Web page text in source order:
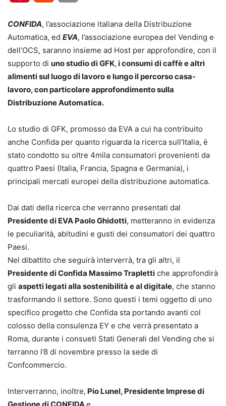
CONFIDA, l’associazione italiana della Distribuzione
Automatica, ed EVA, l’associazione europea del Vending e
dell’OCS, saranno insieme ad Host per approfondire, con il
supporto di uno studio di GFK, i consumi di caffè e altri
alimenti sul luogo di lavoro e lungo il percorso casa-
lavoro, con particolare approfondimento sulla
Distribuzione Automatica.
Lo studio di GFK, promosso da EVA a cui ha contribuito
anche Confida per quanto riguarda la ricerca sull’Italia, è
stato condotto su oltre 4mila consumatori provenienti da
quattro Paesi (Italia, Francia, Spagna e Germania), i
principali mercati europei della distribuzione automatica.
Dai dati della ricerca che verranno presentati dal
Presidente di EVA Paolo Ghidotti, metteranno in evidenza
le peculiarità, abitudini e gusti dei consumatori dei quattro
Paesi.
Nel dibattito che seguirà interverrà, tra gli altri, il
Presidente di Confida Massimo Trapletti che approfondirà
gli aspetti legati alla sostenibilità e al digitale, che stanno
trasformando il settore. Sono questi i temi oggetto di uno
specifico progetto che Confida sta portando avanti col
colosso della consulenza EY e che verrà presentato a
Roma, durante i consueti Stati Generali del Vending che si
terranno l’8 di novembre presso la sede di
Confcommercio.
Interverranno, inoltre, Pio Lunel, Presidente Imprese di